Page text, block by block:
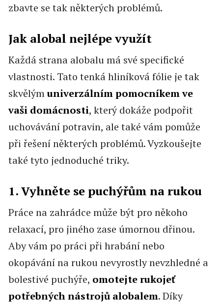
zbavte se tak některých problémů.
Jak alobal nejlépe využít
Každá strana alobalu má své specifické
vlastnosti. Tato tenká hliníková fólie je tak
skvělýmuniverzálním pomocníkem ve
vaši domácnosti, který dokáže podpořit
uchovávání potravin, ale také vám pomůže
při řešení některých problémů. Vyzkoušejte
také tyto jednoduché triky.
1. Vyhněte se puchýřům na rukou
Práce na zahrádce může být pro někoho
relaxací, pro jiného zase úmornou dřinou.
Aby vám po práci při hrabání nebo
okopávání na rukou nevyrostly nevzhledné a
bolestivé puchýře, omotejte rukojeť
potřebných nástrojů alobalem. Díky